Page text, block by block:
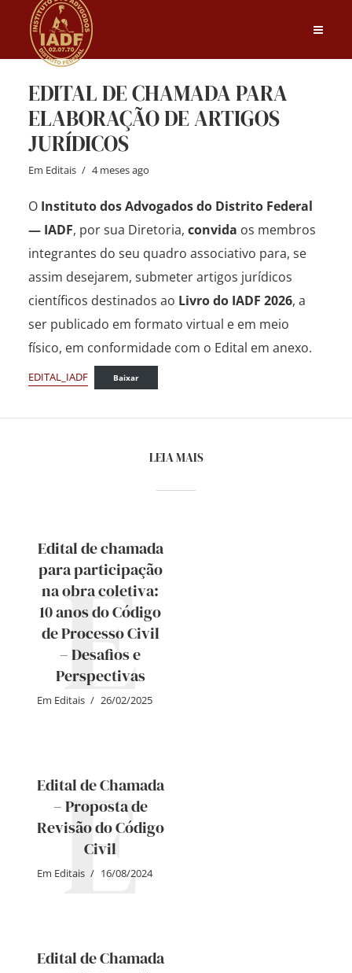
EDITAL DE CHAMADA PARA
ELABORAÇÃO DE ARTIGOS
JURÍDICOS
Em Editais 4 meses ago
O Instituto dos Advogados do Distrito Federal
— IADF, por sua Diretoria, convida os membros
integrantes do seu quadro associativo para, se
assim desejarem, submeter artigos jurídicos
científicos destinados ao Livro do IADF 2026, a
ser publicado em formato virtual e em meio
físico, em conformidade com o Edital em anexo.
EDITAL_IADF Baixar
LEIA MAIS
Edital de chamada
para participação
na obra coletiva:
10 anos do Código
de Processo Civil
– Desafios e
Perspectivas
Em Editais 26/02/2025
E
Edital de Chamada
– Proposta de
Revisão do Código
Civil
Em Editais 16/08/2024
E
Edital de Chamada